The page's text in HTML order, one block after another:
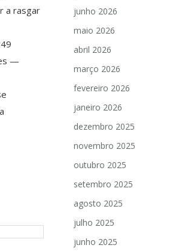
a rasgar
—
junho 2026
maio 2026
abril 2026
março 2026
fevereiro 2026
janeiro 2026
dezembro 2025
novembro 2025
outubro 2025
setembro 2025
agosto 2025
julho 2025
junho 2025